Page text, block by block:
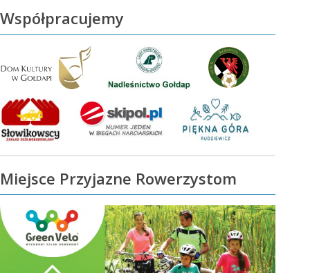
Współpracujemy
Miejsce Przyjazne Rowerzystom